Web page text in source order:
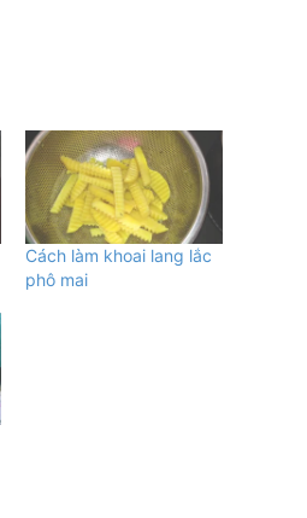
Cách làm khoai lang lắc
phô mai